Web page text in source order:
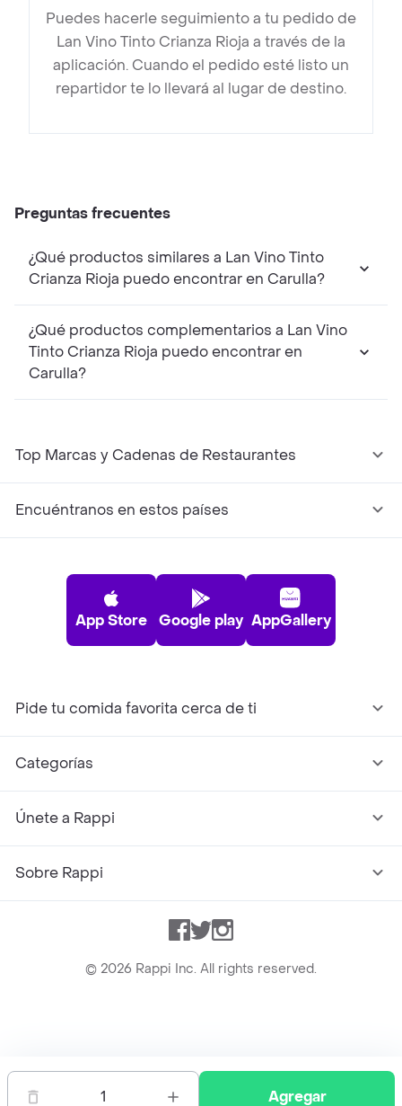
1 Agregar
Puedes hacerle seguimiento a tu pedido de
Lan Vino Tinto Crianza Rioja a través de la
aplicación. Cuando el pedido esté listo un
repartidor te lo llevará al lugar de destino.
Preguntas frecuentes
¿Qué productos similares a Lan Vino Tinto
Crianza Rioja puedo encontrar en Carulla?
¿Qué productos complementarios a Lan Vino
Tinto Crianza Rioja puedo encontrar en
Carulla?
Top Marcas y Cadenas de Restaurantes
Encuéntranos en estos países
App Store Google play AppGallery
Pide tu comida favorita cerca de ti
Categorías
Únete a Rappi
Sobre Rappi
Facebook
TwitterInstagram
© 2026 Rappi Inc. All rights reserved.